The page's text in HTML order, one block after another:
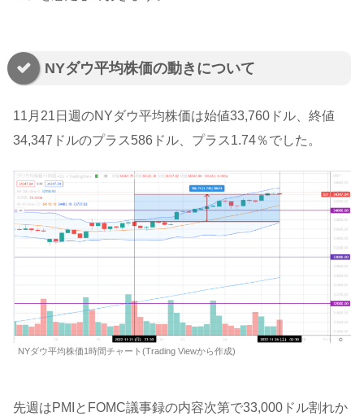
NYダウ平均株価の動きについて
11月21日週のNYダウ平均株価は始値33,760ドル、終値
34,347ドルのプラス586ドル、プラス1.74％でした。
NYダウ平均株価1時間チャート(Trading Viewから作成)
先週はPMIとFOMC議事録の内容次第で33,000ドル割れか